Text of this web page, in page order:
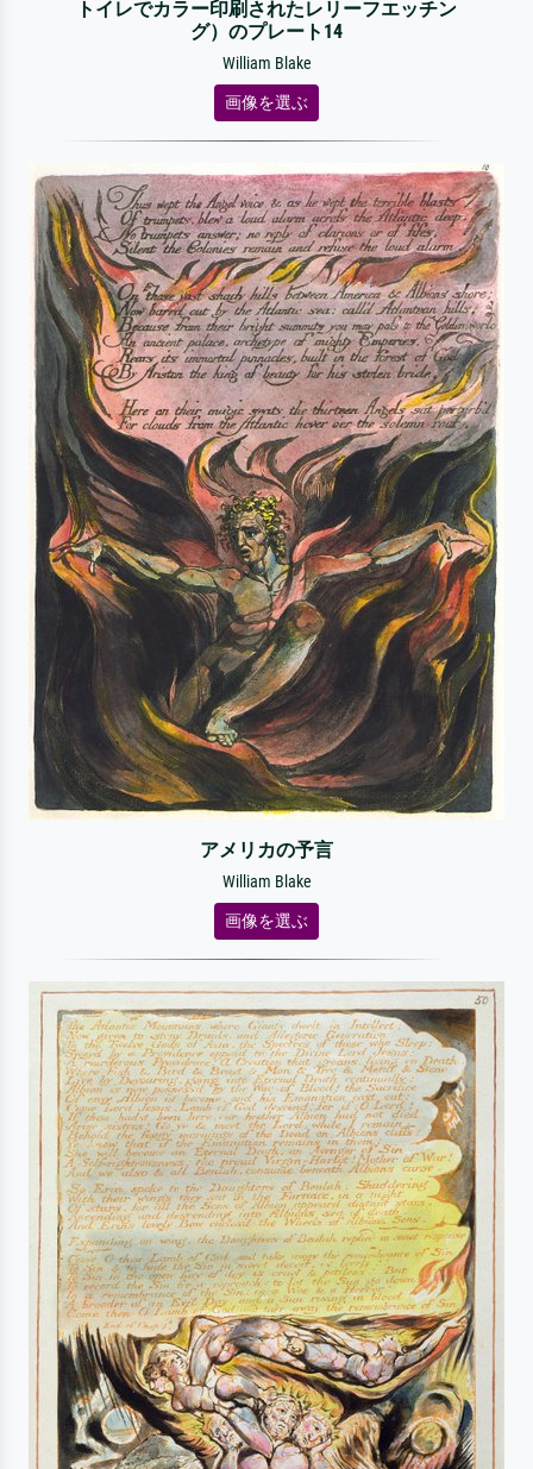
トイレでカラー印刷されたレリーフエッチン
グ）のプレート14
William Blake
画像を選ぶ
アメリカの予言
William Blake
画像を選ぶ